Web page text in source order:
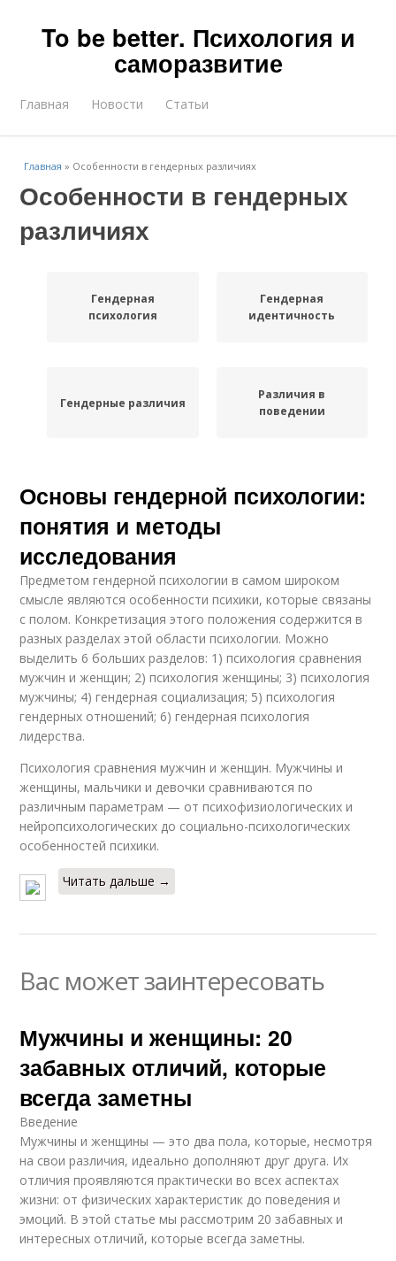
To be better. Психология и
саморазвитие
Главная Новости Статьи
Главная » Особенности в гендерных различиях
Особенности в гендерных
различиях
Гендерная
психология
Гендерная
идентичность
Гендерные различия
Различия в
поведении
Основы гендерной психологии:
понятия и методы
исследования
Предметом гендерной психологии в самом широком
смысле являются особенности психики, которые связаны
с полом. Конкретизация этого положения содержится в
разных разделах этой области психологии. Можно
выделить 6 больших разделов: 1) психология сравнения
мужчин и женщин; 2) психология женщины; 3) психология
мужчины; 4) гендерная социализация; 5) психология
гендерных отношений; 6) гендерная психология
лидерства.
Психология сравнения мужчин и женщин. Мужчины и
женщины, мальчики и девочки сравниваются по
различным параметрам — от психофизиологических и
нейропсихологических до социально-психологических
особенностей психики.
Читать дальше →
Вас может заинтересовать
Мужчины и женщины: 20
забавных отличий, которые
всегда заметны
Введение
Мужчины и женщины — это два пола, которые, несмотря
на свои различия, идеально дополняют друг друга. Их
отличия проявляются практически во всех аспектах
жизни: от физических характеристик до поведения и
эмоций. В этой статье мы рассмотрим 20 забавных и
интересных отличий, которые всегда заметны.